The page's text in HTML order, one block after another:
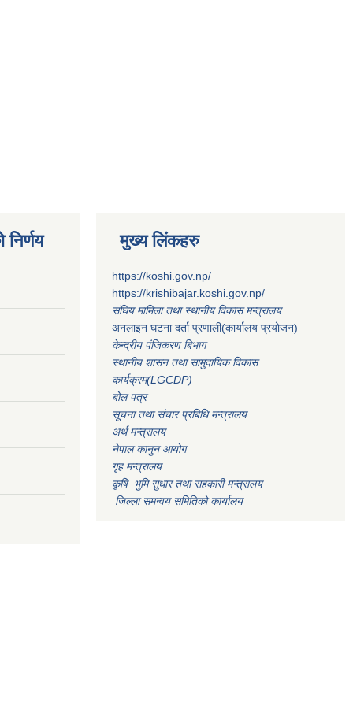
निर्णय मुख्य लिंकहरु
https://koshi.gov.np/
https://krishibajar.koshi.gov.np/
संघिय मामिला तथा स्थानीय विकास मन्त्रालय
अनलाइन घटना दर्ता प्रणाली(कार्यालय प्रयोजन)
केन्द्रीय पंजिकरण बिभाग
स्थानीय शासन तथा सामुदायिक विकास
कार्यक्रम(LGCDP)
बोल पत्र
सूचना तथा संचार प्रबिधि मन्त्रालय
अर्थ मन्त्रालय
नेपाल कानुन आयोग
गृह मन्त्रालय
कृषि भुमि सुधार तथा सहकारी मन्त्रालय
जिल्ला समन्वय समितिको कार्यालय